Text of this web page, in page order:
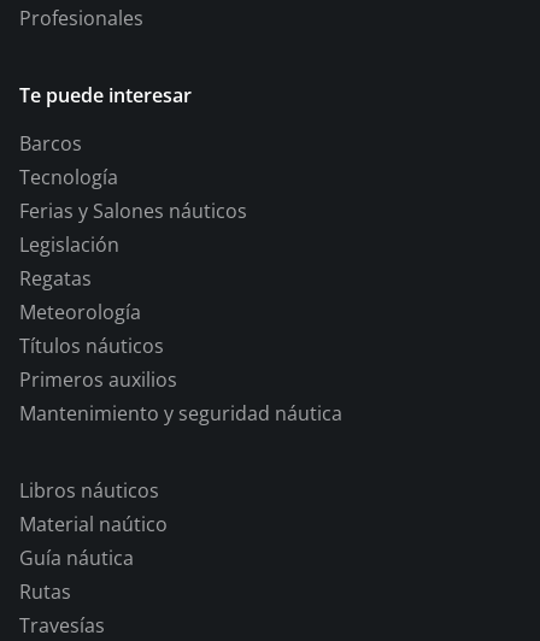
Profesionales
Te puede interesar
Barcos
Tecnología
Ferias y Salones náuticos
Legislación
Regatas
Meteorología
Títulos náuticos
Primeros auxilios
Mantenimiento y seguridad náutica
Libros náuticos
Material naútico
Guía náutica
Rutas
Travesías